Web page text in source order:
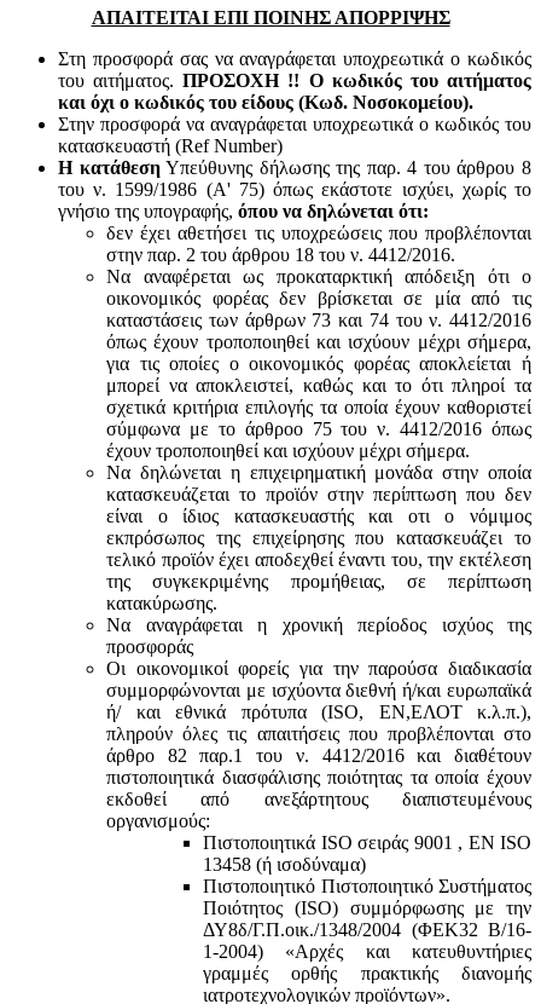
ΑΠΑΙΤΕΙΤΑΙ ΕΠΙ ΠΟΙΝΗΣ ΑΠΟΡΡΙΨΗΣ
Στη προσφορά σας να αναγράφεται υποχρεωτικά ο κωδικός
του αιτήματος.ΠΡΟΣΟΧΗ !! Ο κωδικός του αιτήματος
και όχι ο κωδικός του είδους (Κωδ. Νοσοκομείου).
Στην προσφορά να αναγράφεται υποχρεωτικά ο κωδικός του
κατασκευαστή (Ref Number)
Η κατάθεσηΥπεύθυνης δήλωσης της παρ. 4 του άρθρου 8
του ν. 1599/1986 (Α' 75) όπως εκάστοτε ισχύει, χωρίς το
γνήσιο της υπογραφής, όπου να δηλώνεται ότι:
δεν έχει αθετήσει τις υποχρεώσεις που προβλέπονται
στην παρ. 2 του άρθρου 18 του ν. 4412/2016.
Να αναφέρεται ως προκαταρκτική απόδειξη ότι ο
οικονομικός φορέας δεν βρίσκεται σε μία από τις
καταστάσεις των άρθρων 73 και 74 του ν. 4412/2016
όπως έχουν τροποποιηθεί και ισχύουν μέχρι σήμερα,
για τις οποίες ο οικονομικός φορέας αποκλείεται ή
μπορεί να αποκλειστεί, καθώς και το ότι πληροί τα
σχετικά κριτήρια επιλογής τα οποία έχουν καθοριστεί
σύμφωνα με τo άρθροo 75 του ν. 4412/2016 όπως
έχουν τροποποιηθεί και ισχύουν μέχρι σήμερα.
Να δηλώνεται η επιχειρηματική μονάδα στην οποία
κατασκευάζεται το προϊόν στην περίπτωση που δεν
είναι ο ίδιος κατασκευαστής και oτι ο νόμιμος
εκπρόσωπος της επιχείρησης που κατασκευάζει το
τελικό προϊόν έχει αποδεχθεί έναντι του, την εκτέλεση
της συγκεκριμένης προμήθειας, σε περίπτωση
κατακύρωσης.
Να αναγράφεται η χρονική περίοδος ισχύος της
προσφοράς
Οι οικονομικοί φορείς για την παρούσα διαδικασία
συμμορφώνονται με ισχύοντα διεθνή ή/και ευρωπαϊκά
ή/ και εθνικά πρότυπα (ISO, ΕΝ,ΕΛΟΤ κ.λ.π.),
πληρούν όλες τις απαιτήσεις που προβλέπονται στο
άρθρο 82 παρ.1 του ν. 4412/2016 και διαθέτουν
πιστοποιητικά διασφάλισης ποιότητας τα οποία έχουν
εκδοθεί από ανεξάρτητους διαπιστευμένους
οργανισμούς:
Πιστοποιητικά ISO σειράς 9001 , ΕΝ ISO
13458 (ή ισοδύναμα)
Πιστοποιητικό Πιστοποιητικό Συστήματος
Ποιότητος (ISO) συμμόρφωσης με την
ΔΥ8δ/Γ.Π.οικ./1348/2004 (ΦΕΚ32 Β/16-
1-2004) «Αρχές και κατευθυντήριες
γραμμές ορθής πρακτικής διανομής
ιατροτεχνολογικών προϊόντων».